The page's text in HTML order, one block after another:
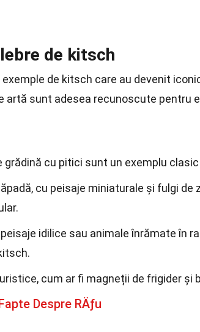
de kitsch
de kitsch care au devenit
artă sunt adesea recunoscute pentru
grădină cu pitici sunt un exemplu
cu peisaje miniaturale și fulgi
idilice sau animale înrămate în
cum ar fi magneții de frigider și
Despre RÄƒu